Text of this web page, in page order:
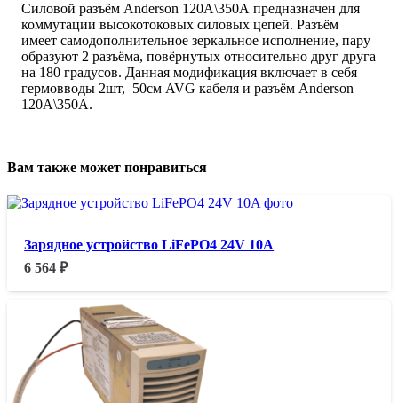
Силовой разъём Anderson 120A\350А предназначен для
коммутации высокотоковых силовых цепей. Разъём
имеет самодополнительное зеркальное исполнение, пару
образуют 2 разъёма, повёрнутых относительно друг друга
на 180 градусов. Данная модификация включает в себя
гермовводы 2шт, 50см AVG кабеля и разъём Anderson
120A\350А.
Вам также может понравиться
Зарядное устройство LiFePO4 24V 10A
6 564₽